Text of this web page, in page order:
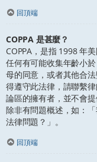
回頂端
COPPA 是甚麼？
COPPA，是指 1998 年
任何有可能收集年齡小
母的同意，或者其他合
得遵守此法律，請聯繫
論區的擁有者，並不會
除非有問題概述，如：
法律問題？」。
回頂端